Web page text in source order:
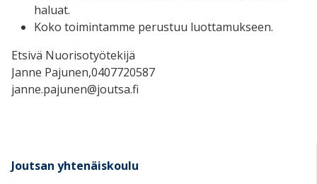
haluat.
Koko toimintamme perustuu luottamukseen.
Etsivä Nuorisotyötekijä
Janne Pajunen,0407720587
janne.pajunen@joutsa.fi
Joutsan yhtenäiskoulu